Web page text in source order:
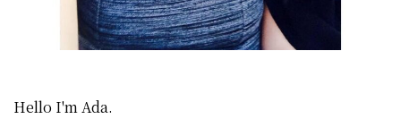
Hello I'm Ada.